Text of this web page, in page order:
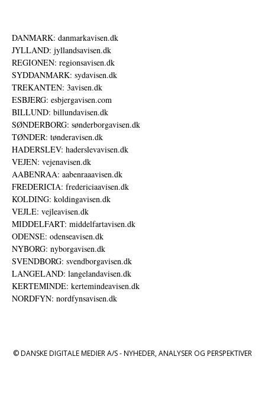
DANMARK: danmarkavisen.dk
JYLLAND: jyllandsavisen.dk
REGIONEN: regionsavisen.dk
SYDDANMARK: sydavisen.dk
TREKANTEN: 3avisen.dk
ESBJERG: esbjergavisen.com
BILLUND: billundavisen.dk
SØNDERBORG: sønderborgavisen.dk
TØNDER: tønderavisen.dk
HADERSLEV: haderslevavisen.dk
VEJEN: vejenavisen.dk
AABENRAA: aabenraaavisen.dk
FREDERICIA: fredericiaavisen.dk
KOLDING: koldingavisen.dk
VEJLE: vejleavisen.dk
MIDDELFART: middelfartavisen.dk
ODENSE: odenseavisen.dk
NYBORG: nyborgavisen.dk
SVENDBORG: svendborgavisen.dk
LANGELAND: langelandavisen.dk
KERTEMINDE: kertemindeavisen.dk
NORDFYN: nordfynsavisen.dk
© DANSKE DIGITALE MEDIER A/S - NYHEDER, ANALYSER OG PERSPEKTIVER